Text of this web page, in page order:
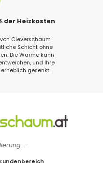
der Heizkosten
Cleverschaum
Schicht ohne
Die Wärme kann
und Ihre
gesenkt.
...